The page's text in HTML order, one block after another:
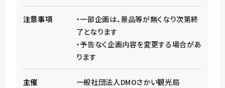
注意事項
・一部企画は、景品等が無くなり次第終
了となります
・予告なく企画内容を変更する場合があ
ります
主催 一般社団法人DMOさかい観光局